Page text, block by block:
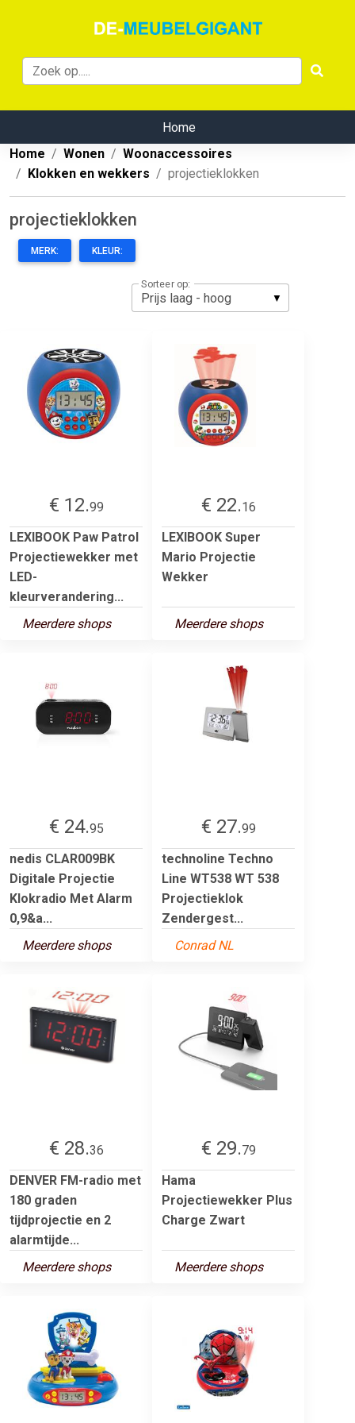
Home
Home
Wonen
Woonaccessoires
Klokken en wekkers
projectieklokken
projectieklokken
MERK: KLEUR:
Sorteer op:
€ 12.99
LEXIBOOK Paw Patrol
Projectiewekker met
LED-
kleurverandering...
Meerdere shops
€ 22.16
LEXIBOOK Super
Mario Projectie
Wekker
Meerdere shops
€ 24.95
nedis CLAR009BK
Digitale Projectie
Klokradio Met Alarm
0,9&a...
Meerdere shops
€ 27.99
technoline Techno
Line WT538 WT 538
Projectieklok
Zendergest...
Conrad NL
€ 28.36
DENVER FM-radio met
180 graden
tijdprojectie en 2
alarmtijde...
Meerdere shops
€ 29.79
Hama
Projectiewekker Plus
Charge Zwart
Meerdere shops